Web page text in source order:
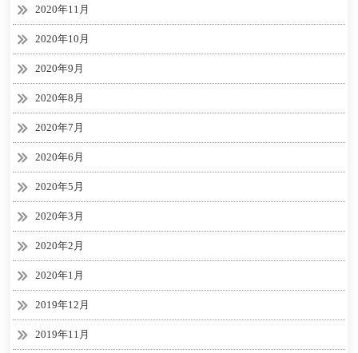
2020年11月
2020年10月
2020年9月
2020年8月
2020年7月
2020年6月
2020年5月
2020年3月
2020年2月
2020年1月
2019年12月
2019年11月